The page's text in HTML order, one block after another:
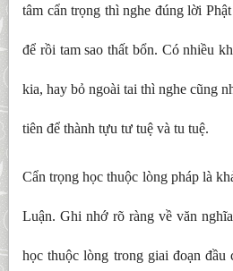
tâm cẩn trọng thì nghe đúng lời
để rồi tam sao thất bổn. Có nhiều
kia, hay bỏ ngoài tai thì nghe cũng
tiên để thành tựu tư tuệ và tu tuệ.
Cẩn trọng học thuộc lòng pháp là
Luận. Ghi nhớ rõ ràng về văn
học thuộc lòng trong giai đoạn đầu